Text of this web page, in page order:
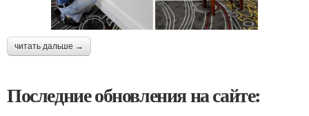
читать дальше →
Последние обновления на сайте: